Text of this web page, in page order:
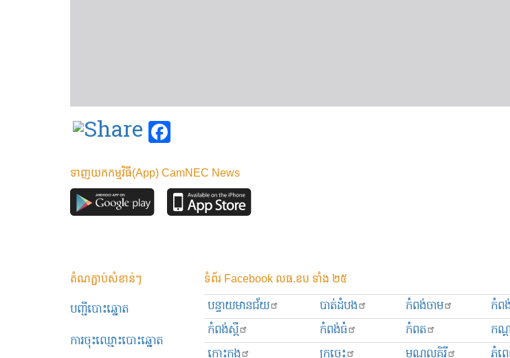
ទាញយកកម្មវិធី(App) CamNEC News
តំណភ្ជាប់សំខាន់ៗ
បញ្ជីបោះឆ្នោត
ការចុះឈ្មោះបោះឆ្នោត
ទំព័រ Facebook លធ.ខប ទាំង ២៥
បន្ទាយមានជ័យ បាត់ដំបង កំពង់ចាម
កំព
កំពង់ស្ពឺ
កំពង់ធំ កំពត
កណ្
កោះកុង
ក្រចេះ មណ្ឌលគិរី ភ្នំ